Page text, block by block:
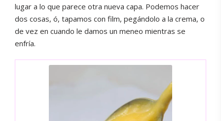
lugar a lo que parece otra nueva capa. Podemos hacer
dos cosas, ó, tapamos con film, pegándolo a la crema, o
de vez en cuando le damos un meneo mientras se
enfría.